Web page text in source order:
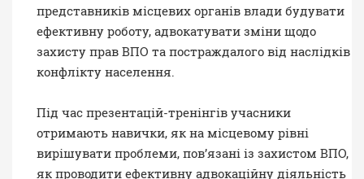
представників місцевих органів влади будувати
ефективну роботу, адвокатувати зміни щодо
захисту прав ВПО та постраждалого від наслідків
конфлікту населення.
Під час презентацій-тренінгів учасники
отримають навички, як на місцевому рівні
вирішувати проблеми, пов’язані із захистом ВПО,
як проводити ефективну адвокаційну діяльність